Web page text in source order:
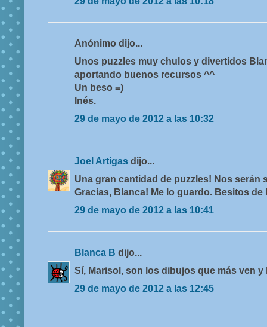
Anónimo dijo...
Unos puzzles muy chulos y divertidos
aportando buenos recursos ^^
Un beso =)
Inés.
29 de mayo de 2012 a las 10:32
Joel Artigas dijo...
Una gran cantidad de puzzles! Nos serán
Gracias, Blanca! Me lo guardo. Besitos de
29 de mayo de 2012 a las 10:41
Blanca B dijo...
Sí, Marisol, son los dibujos que más ven
29 de mayo de 2012 a las 12:45